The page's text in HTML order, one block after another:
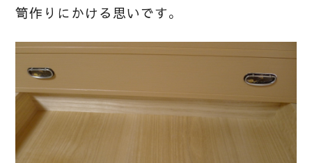
笥作りにかける思いです。